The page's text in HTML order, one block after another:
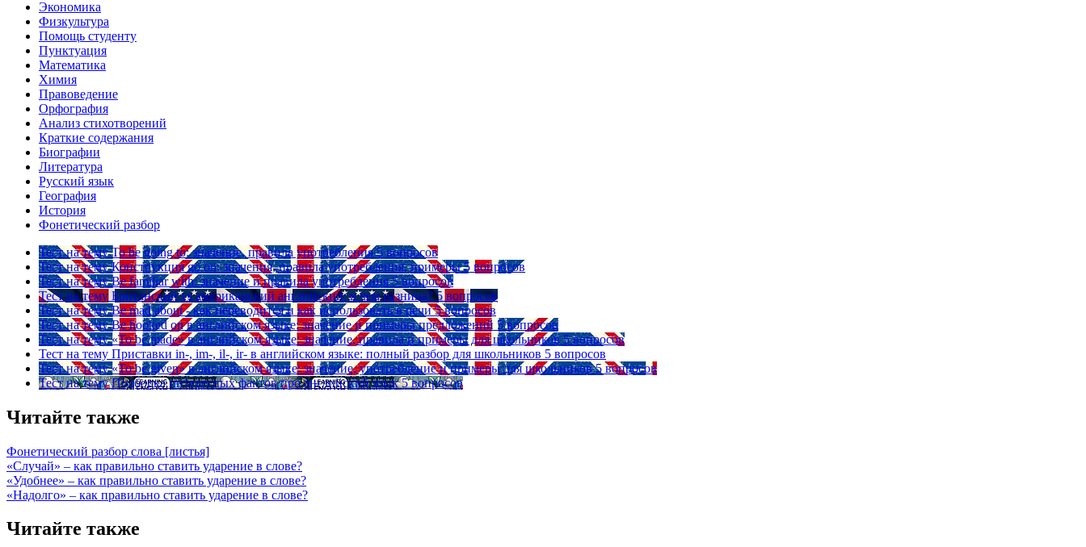
Экономика
Физкультура
Помощь студенту
Пунктуация
Математика
Химия
Правоведение
Орфография
Анализ стихотворений
Краткие содержания
Биографии
Литература
Русский язык
География
История
Фонетический разбор
Тест на тему To be going to: значение, правила употребления 5 вопросов
Тест на тему Конструкция go on: значения, правила употребления, примеры 5 вопросов
Тест на тему Be familiar with: значение и правила употребления 5 вопросов
Тест на тему Британский vs американский английский: в чем разница? 5 вопросов
Тест на тему Be mad about - как переводится и как использовать в речи 5 вопросов
Тест на тему Be hooked on в английском языке: значение и примеры предложений 5 вопросов
Тест на тему «To be made» в английском языке: значение, правила и примеры для школьников 5 вопросов
Тест на тему Приставки in-, im-, il-, ir- в английском языке: полный разбор для школьников 5 вопросов
Тест на тему «To be given» в английском языке: значение, употребление и примеры для школьников 5 вопросов
Тест на тему Подборка интересных фактов про английский язык 5 вопросов
Читайте также
Фонетический разбор слова [листья]
«Случай» – как правильно ставить ударение в слове?
«Удобнее» – как правильно ставить ударение в слове?
«Надолго» – как правильно ставить ударение в слове?
Читайте также